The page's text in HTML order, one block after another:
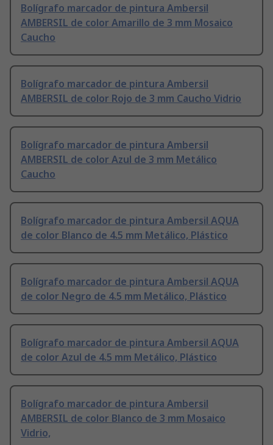
Bolígrafo marcador de pintura Ambersil
AMBERSIL de color Amarillo de 3 mm Mosaico
Caucho
Bolígrafo marcador de pintura Ambersil
AMBERSIL de color Rojo de 3 mm Caucho Vidrio
Bolígrafo marcador de pintura Ambersil
AMBERSIL de color Azul de 3 mm Metálico
Caucho
Bolígrafo marcador de pintura Ambersil AQUA
de color Blanco de 4.5 mm Metálico, Plástico
Bolígrafo marcador de pintura Ambersil AQUA
de color Negro de 4.5 mm Metálico, Plástico
Bolígrafo marcador de pintura Ambersil AQUA
de color Azul de 4.5 mm Metálico, Plástico
Bolígrafo marcador de pintura Ambersil
AMBERSIL de color Blanco de 3 mm Mosaico
Vidrio,